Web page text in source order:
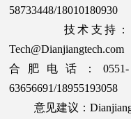
58733448/18010180930
技术支持：
Tech@Dianjiangtech.com
合肥电话：0551-
63656691/18955193058
意见建议：